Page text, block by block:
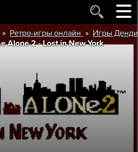
» Ретро-игры онлайн » Игры Денди
Alone 2 - Lost in New York